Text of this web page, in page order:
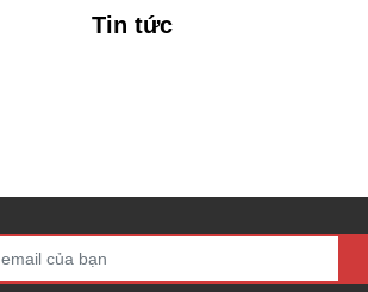
Tin tức